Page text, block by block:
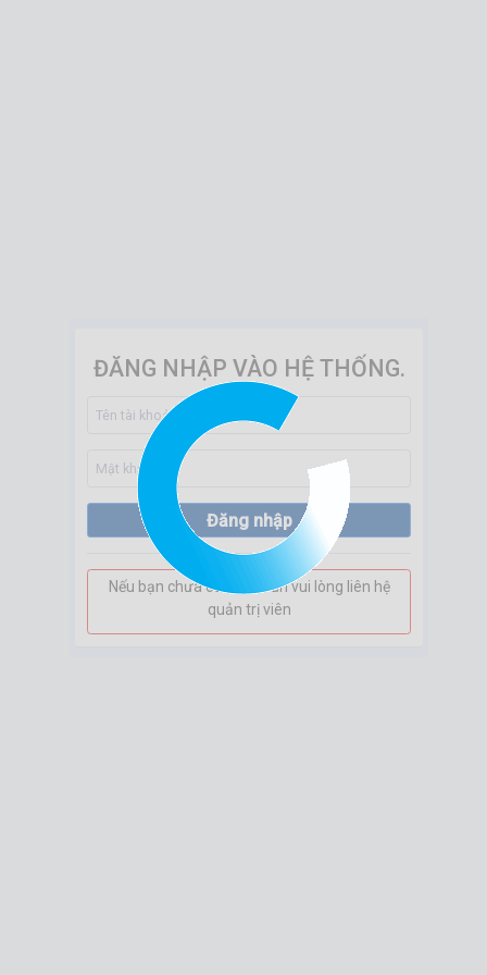
ĐĂNG NHẬP VÀO HỆ THỐNG.
Đăng nhập
Nếu bạn chưa có tài khoản vui lòng liên hệ
quản trị viên